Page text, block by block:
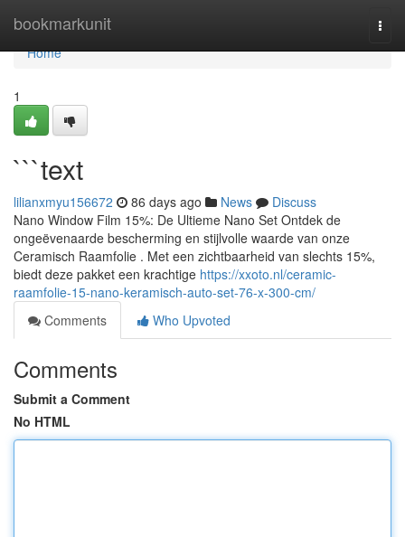
bookmarkunit
Home
Home
1
```text
lilianxmyu156672 86 days ago News
Discuss
Nano Window Film 15%: De Ultieme Nano Set Ontdek de
ongeëvenaarde bescherming en stijlvolle waarde van onze
Ceramisch Raamfolie . Met een zichtbaarheid van slechts 15%,
biedt deze pakket een krachtige https://xxoto.nl/ceramic-
raamfolie-15-nano-keramisch-auto-set-76-x-300-cm/
Comments
Who Upvoted
Comments
Submit a Comment
No HTML